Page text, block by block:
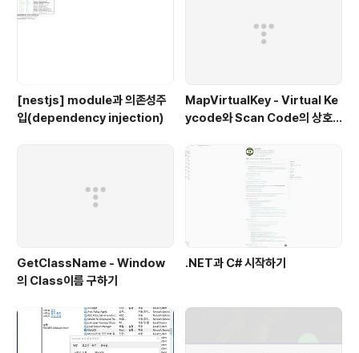
[nestjs] module과 의존성주
입(dependency injection)
MapVirtualKey - Virtual Ke
ycode와 Scan Code의 상호
GetClassName - Window
의 Class이름 구하기
.NET과 C# 시작하기